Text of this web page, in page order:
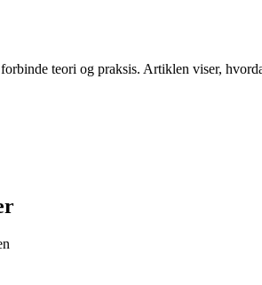
teori og praksis. Artiklen viser,